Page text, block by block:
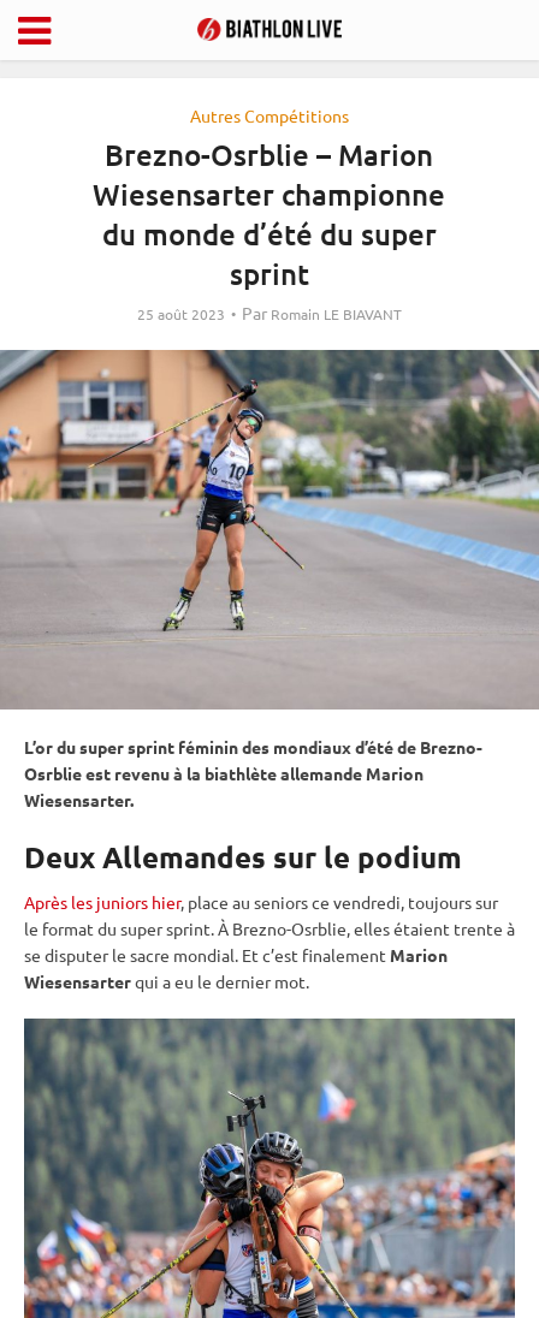
Autres Compétitions
Brezno-Osrblie – Marion
Wiesensarter championne
du monde d’été du super
sprint
25 août 2023 Par Romain LE BIAVANT
L’or dusupersprint féminin des mondiaux d’été de Brezno-
Osrblie est revenu à la biathlète allemande Marion
Wiesensarter.
Deux Allemandes sur le podium
Après les juniors hier, place au seniors ce vendredi, toujours sur
le format du supersprint. À Brezno-Osrblie, elles étaient trente à
se disputer le sacre mondial. Et c’est finalement Marion
Wiesensarterqui a eu le dernier mot.